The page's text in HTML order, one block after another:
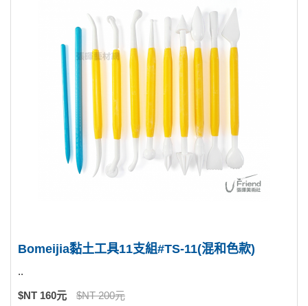
Bomeijia黏土工具11支組#TS-11(混和色款)
..
$NT 160元 $NT 200元